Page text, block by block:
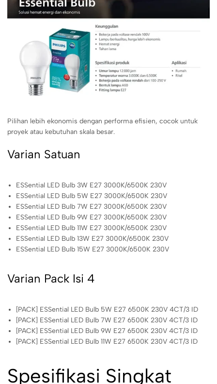
Pilihan lebih ekonomis dengan performa efisien, cocok untuk
proyek atau kebutuhan skala besar.
Varian Satuan
ESSential LED Bulb 3W E27 3000K/6500K 230V
ESSential LED Bulb 5W E27 3000K/6500K 230V
ESSential LED Bulb 7W E27 3000K/6500K 230V
ESSential LED Bulb 9W E27 3000K/6500K 230V
ESSential LED Bulb 11W E27 3000K/6500K 230V
ESSential LED Bulb 13W E27 3000K/6500K 230V
ESSential LED Bulb 15W E27 3000K/6500K 230V
Varian Pack Isi 4
[PACK] ESSential LED Bulb 5W E27 6500K 230V 4CT/3 ID
[PACK] ESSential LED Bulb 7W E27 6500K 230V 4CT/3 ID
[PACK] ESSential LED Bulb 9W E27 6500K 230V 4CT/3 ID
[PACK] ESSential LED Bulb 11W E27 6500K 230V 4CT/3 ID
Spesifikasi Singkat